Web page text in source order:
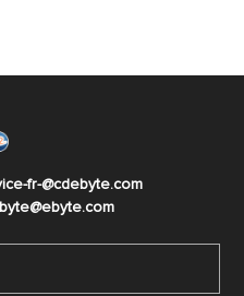
fr-@cdebyte.com
@ebyte.com